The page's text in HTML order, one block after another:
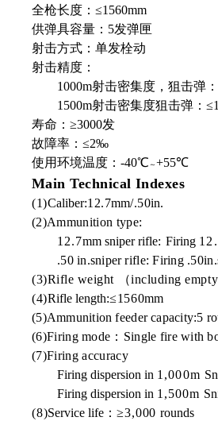
全枪长度：≤1560mm
供弹具容量：5发弹匣
射击方式：单发栓动
射击精度：
1000m射击密集度，狙击弹
1500m射击密集度狙击弹：
寿命：≥3000发
故障率：≤2‰
使用环境温度：-40℃ ～ +55℃
Main Technical Indexes
(1)Caliber:12.7mm/.50in.
(2)Ammunition type:
12.7mm sniper rifle:Firing
.50 in.sniper rifle:Firing .50in.
(3)Rifle weight （including
(4)Rifle length:≤1560mm
(5)Ammunition feeder capacity:5
(6)Firing mode：Single fire with
(7)Firing accuracy
Firing dispersion in 1,000m
Firing dispersion in 1,500m
(8)Service life：≥3,000rounds